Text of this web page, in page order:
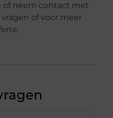
of neem contact met
of voor meer